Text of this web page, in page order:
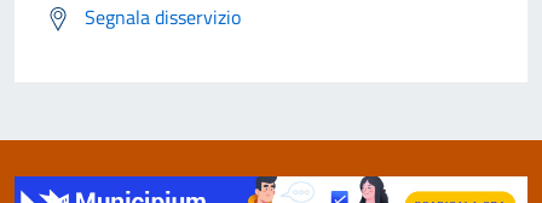
Segnala disservizio